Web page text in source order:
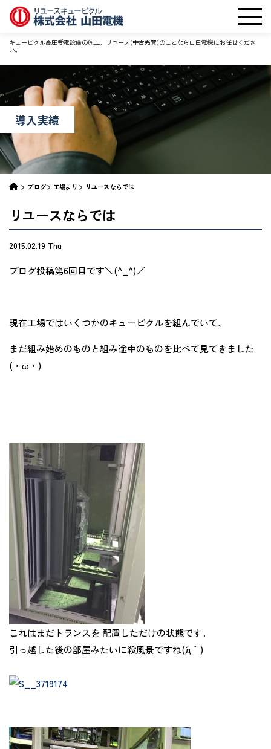
キュービクル高圧受電設備の施工、リユース(中古売買)のことなら山田電機にお任せくださ
い。
導入実績
ブログ 工場より リユースならでは
リユースならでは
2015.02.19 Thu
ブログ投稿第6回目です＼(^_^)／
現在工場ではいくつかのキュービクルを組んでいて、
まだ組み始めのものと組み途中のものを比べて見てきました
(・ω・)
これはまだトランスを 配置しただけの状態です。
引っ越した後の部屋みたいに殺風景ですね(´д｀)